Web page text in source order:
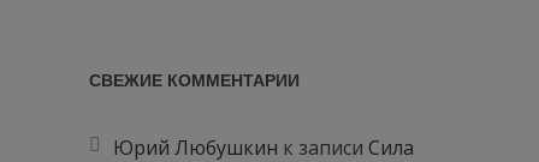
СВЕЖИЕ КОММЕНТАРИИ
Юрий Любушкин к записи Сила